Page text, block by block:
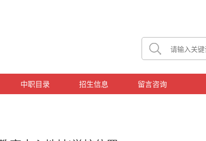
中职目录 招生信息 留言咨询